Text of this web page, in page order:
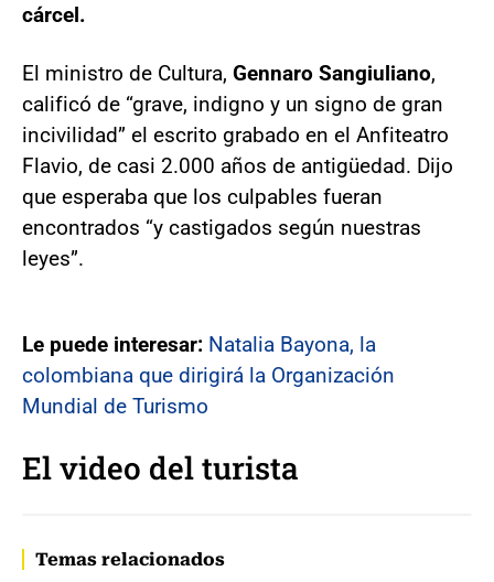
cárcel.
El ministro de Cultura, Gennaro Sangiuliano,
calificó de “grave, indigno y un signo de gran
incivilidad” el escrito grabado en el Anfiteatro
Flavio, de casi 2.000 años de antigüedad. Dijo
que esperaba que los culpables fueran
encontrados “y castigados según nuestras
leyes”.
Le puede interesar: Natalia Bayona, la
colombiana que dirigirá la Organización
Mundial de Turismo
El video del turista
Temas relacionados